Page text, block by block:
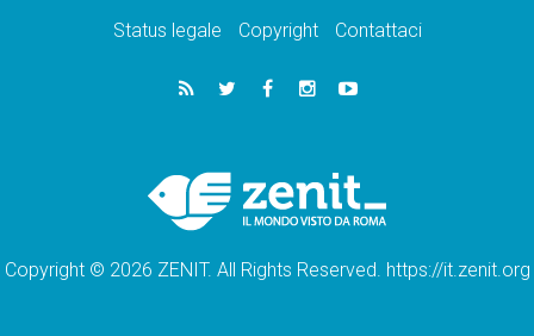
Status legale
Copyright Contattaci
Copyright © 2026 ZENIT. All Rights Reserved. https://it.zenit.org